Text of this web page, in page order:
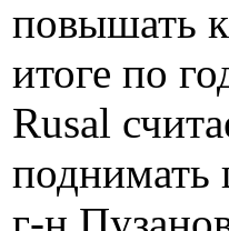
повышать
итоге по
Rusal
поднимать